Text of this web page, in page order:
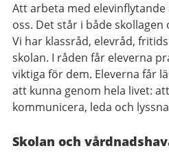
Att arbeta med
oss. Det står i både
Vi har klassråd, elevråd,
skolan. I råden får eleverna
viktiga för dem. Eleverna får
att kunna genom hela livet:
kommunicera, leda och
Skolan och